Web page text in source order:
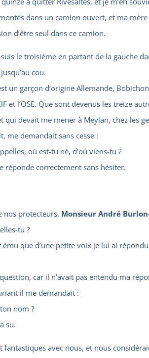
dans un camion ouvert, et ma
d’être seul dans ce camion.
le troisième en partant de la gauche
cou.
un garçon d’origine Allemande,
et l’OSE. Que sont devenus les treize
qui devait me mener à Meylan, chez les
me demandait sans cesse :
où est-tu né, d’où viens-tu ?
réponde correctement sans hésiter.
nos protecteurs, Monsieur André
tu ?
ému que d’une petite voix je lui ai
car il n’avait pas entendu ma
il me demandait :
nom ?
su.
fantastiques avec nous, et nous